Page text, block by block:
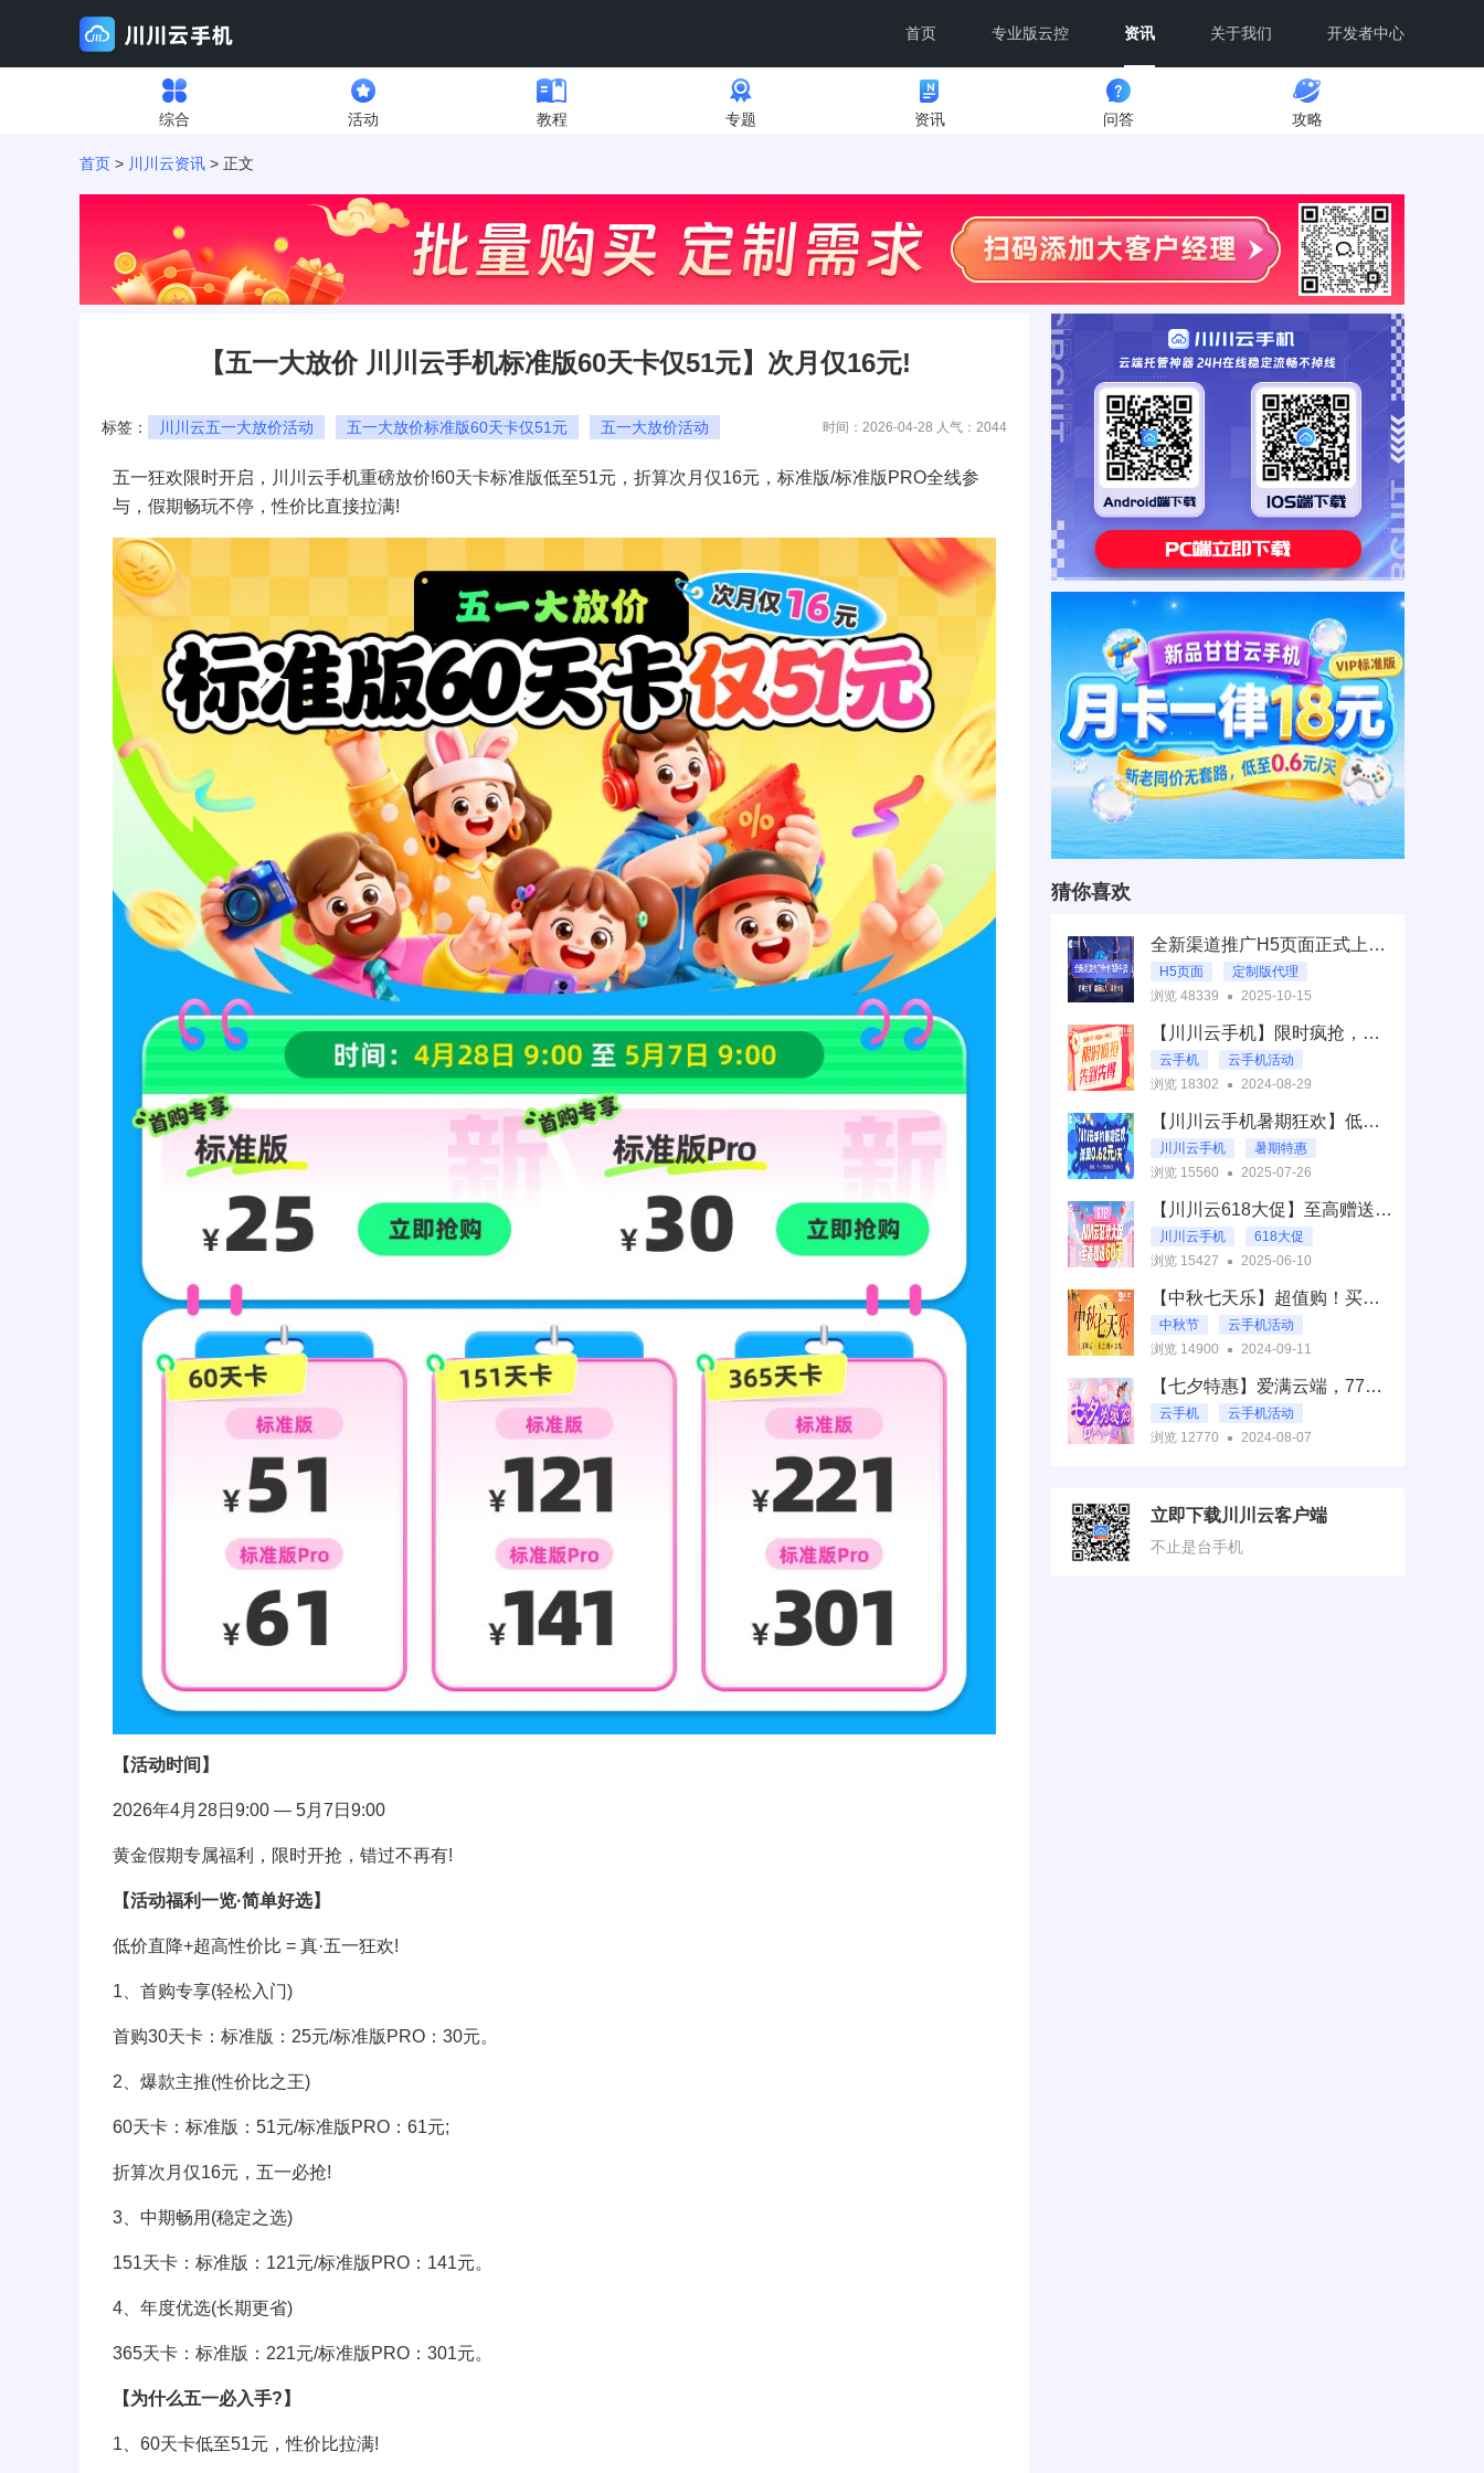
首页 专业版云控 资讯 关于我们 开发者中心
综合 活动 教程 专题 资讯 问答 攻略
首页 > 川川云资讯 > 正文
【五一大放价 川川云手机标准版60天卡仅51元】次月仅16元!
时间：2026-04-28 人气： 2044
标签： 川川云五一大放价活动 五一大放价标准版60天卡仅51元 五一大放价活动
五一狂欢限时开启，川川云手机重磅放价!60天卡标准版低至51元，折算次月仅16元，标准版/标准版PRO全线参
与，假期畅玩不停，性价比直接拉满!
【活动时间】
2026年4月28日9:00 — 5月7日9:00
黄金假期专属福利，限时开抢，错过不再有!
【活动福利一览·简单好选】
低价直降+超高性价比 = 真·五一狂欢!
1、首购专享(轻松入门)
首购30天卡：标准版：25元/标准版PRO：30元。
2、爆款主推(性价比之王)
60天卡：标准版：51元/标准版PRO：61元;
折算次月仅16元，五一必抢!
3、中期畅用(稳定之选)
151天卡：标准版：121元/标准版PRO：141元。
4、年度优选(长期更省)
365天卡：标准版：221元/标准版PRO：301元。
【为什么五一必入手?】
1、60天卡低至51元，性价比拉满!
猜你喜欢
全新渠道推广H5页面正式上线！现诚挚开放定制版代理合作招募
H5页面
定制版代理
一键推广
浏览 48339 2025-10-15
【川川云手机】限时疯抢，月卡低至15元起，手慢无！
云手机
云手机活动
云手机限时抢购
川川云手机限时疯抢
浏览 18302 2024-08-29
【川川云手机暑期狂欢】低至0.62元/天！
川川云手机
暑期特惠
暑期福利抢购
浏览 15560 2025-07-26
【川川云618大促】至高赠送60天！
川川云手机
618大促
赠送60天
浏览 15427 2025-06-10
【中秋七天乐】超值购！买就赠15天云手机！
中秋节
云手机活动
中秋七天乐
买就赠15天云手机
浏览 14900 2024-09-11
【七夕特惠】爱满云端，77天仅需77元浪漫钜献！
云手机
云手机活动
七夕
川川云手机活动公告
浏览 12770 2024-08-07
立即下载川川云客户端
不止是台手机